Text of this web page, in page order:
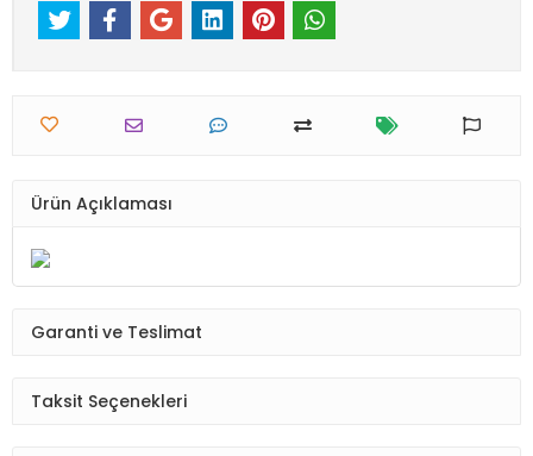
Ürün Açıklaması
Garanti ve Teslimat
Taksit Seçenekleri